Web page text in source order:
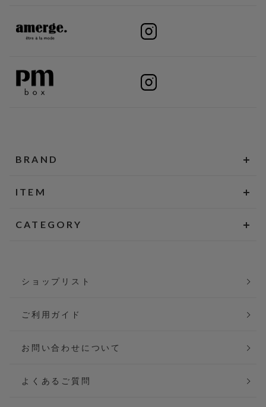
BRAND
ITEM
CATEGORY
ショップリスト
ご利用ガイド
お問い合わせについて
よくあるご質問